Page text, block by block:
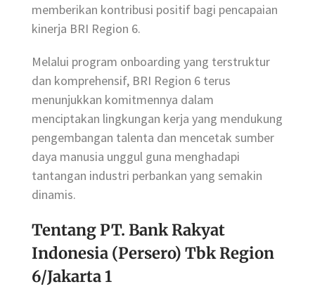
memberikan kontribusi positif bagi pencapaian
kinerja BRI Region 6.
Melalui program onboarding yang terstruktur
dan komprehensif, BRI Region 6 terus
menunjukkan komitmennya dalam
menciptakan lingkungan kerja yang mendukung
pengembangan talenta dan mencetak sumber
daya manusia unggul guna menghadapi
tantangan industri perbankan yang semakin
dinamis.
Tentang PT. Bank Rakyat
Indonesia (Persero) Tbk Region
6/Jakarta 1